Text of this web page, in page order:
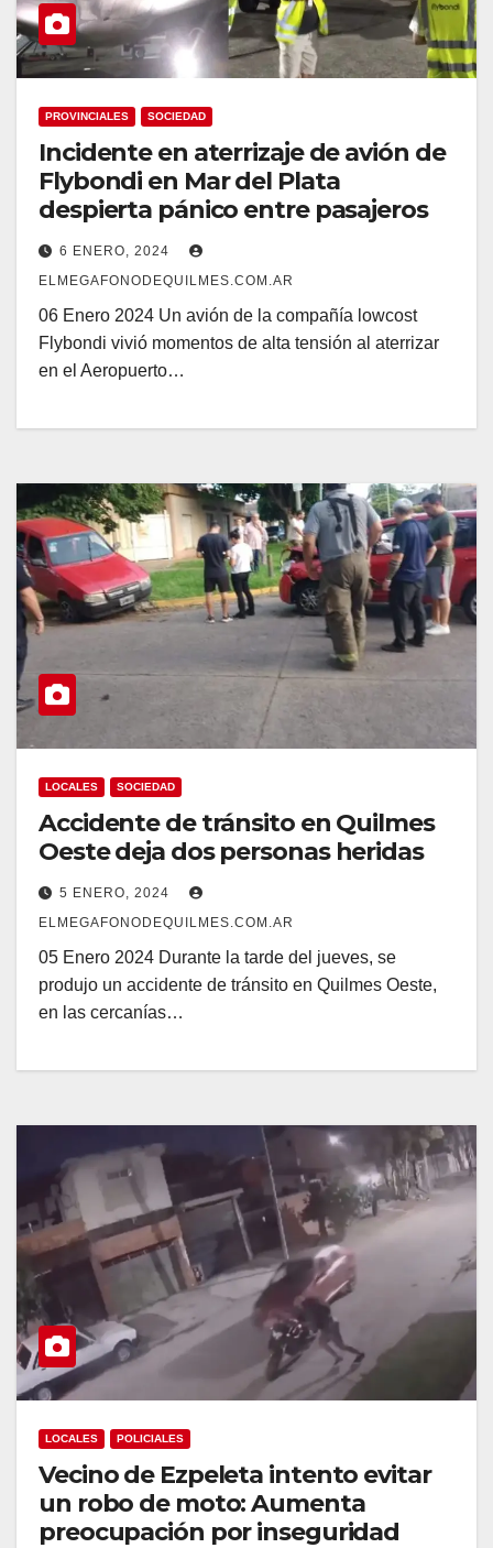
PROVINCIALES SOCIEDAD
Incidente en aterrizaje de avión de
Flybondi en Mar del Plata
despierta pánico entre pasajeros
6 ENERO, 2024
ELMEGAFONODEQUILMES.COM.AR
06 Enero 2024 Un avión de la compañía lowcost
Flybondi vivió momentos de alta tensión al aterrizar
en el Aeropuerto…
LOCALES SOCIEDAD
Accidente de tránsito en Quilmes
Oeste deja dos personas heridas
5 ENERO, 2024
ELMEGAFONODEQUILMES.COM.AR
05 Enero 2024 Durante la tarde del jueves, se
produjo un accidente de tránsito en Quilmes Oeste,
en las cercanías…
LOCALES POLICIALES
Vecino de Ezpeleta intento evitar
un robo de moto: Aumenta
preocupación por inseguridad